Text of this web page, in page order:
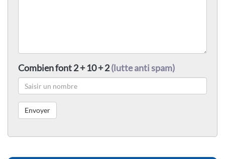
Combien font 2 + 10 + 2(lutte anti spam)